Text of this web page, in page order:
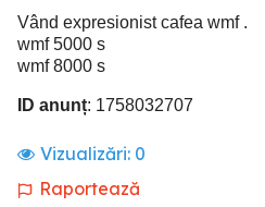
Vând expresionist cafea wmf .
wmf 5000 s
wmf 8000 s
ID anunț: 1758032707
Vizualizări: 0
Raportează